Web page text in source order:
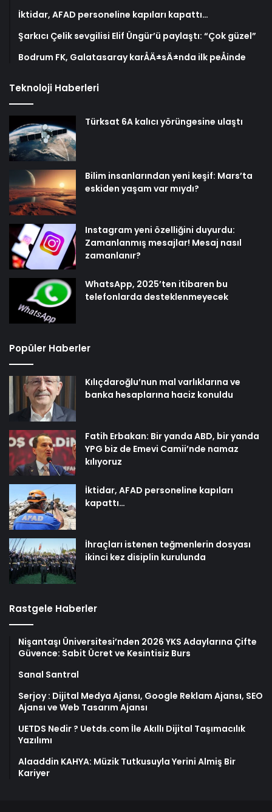
İktidar, AFAD personeline kapıları kapattı…
Şarkıcı Çelik sevgilisi Elif Üngür’ü paylaştı: “Çok güzel”
Bodrum FK, Galatasaray karÅÄ±sÄ±nda ilk peÅinde
Teknoloji Haberleri
Türksat 6A kalıcı yörüngesine ulaştı
Bilim insanlarından yeni keşif: Mars’ta
eskiden yaşam var mıydı?
Instagram yeni özelliğini duyurdu:
Zamanlanmış mesajlar! Mesaj nasıl
zamanlanır?
WhatsApp, 2025’ten itibaren bu
telefonlarda desteklenmeyecek
Popüler Haberler
Kılıçdaroğlu’nun mal varlıklarına ve
banka hesaplarına haciz konuldu
Fatih Erbakan: Bir yanda ABD, bir yanda
YPG biz de Emevi Camii’nde namaz
kılıyoruz
İktidar, AFAD personeline kapıları
kapattı…
İhraçları istenen teğmenlerin dosyası
ikinci kez disiplin kurulunda
Rastgele Haberler
Nişantaşı Üniversitesi’nden 2026 YKS Adaylarına Çifte
Güvence: Sabit Ücret ve Kesintisiz Burs
Sanal Santral
Serjoy : Dijital Medya Ajansı, Google Reklam Ajansı, SEO
Ajansı ve Web Tasarım Ajansı
UETDS Nedir ? Uetds.com İle Akıllı Dijital Taşımacılık
Yazılımı
Alaaddin KAHYA: Müzik Tutkusuyla Yerini Almiş Bir
Kariyer